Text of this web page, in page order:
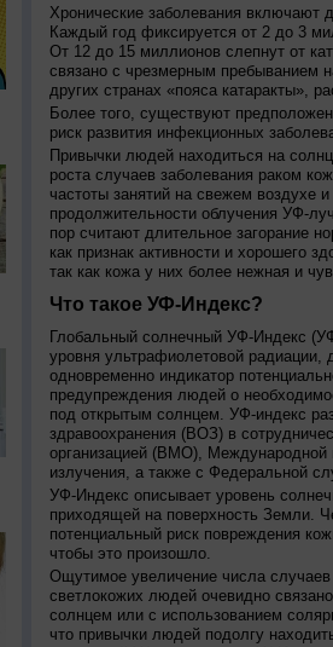
Хронические заболевания включают
Каждый год фиксируется от 2 до 3
От 12 до 15 миллионов слепнут от
связано с чрезмерным пребыванием
других странах «пояса катаракты»,
Более того, существуют
риск развития инфекционных
Привычки людей находиться на
роста случаев заболевания раком
частоты занятий на свежем воздухе
продолжительности облучения УФ-
пор считают длительное загорание
как признак активности и хорошего
так как кожа у них более нежная и
Что такое УФ-Индекс?
Глобальный солнечный УФ-Индекс
уровня ультрафиолетовой
одновременно индикатор
предупреждения людей о
под открытым солнцем. УФ-индекс
здравоохранения (ВОЗ) в
организацией (ВМО), Международной
излучения, а также с Федеральной
УФ-Индекс описывает уровень
приходящей на поверхность Земли.
потенциальный риск повреждения
чтобы это произошло.
Ощутимое увеличение числа
светлокожих людей очевидно
солнцем или с использованием
что привычки людей подолгу